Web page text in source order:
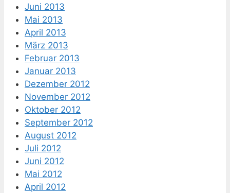
Juni 2013
Mai 2013
April 2013
März 2013
Februar 2013
Januar 2013
Dezember 2012
November 2012
Oktober 2012
September 2012
August 2012
Juli 2012
Juni 2012
Mai 2012
April 2012